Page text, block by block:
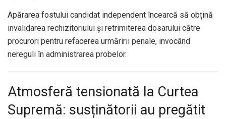
Apărarea fostului candidat independent încearcă să obțină
invalidarea rechizitoriului și retrimiterea dosarului către
procurori pentru refacerea urmăririi penale, invocând
nereguli în administrarea probelor.
Atmosferă tensionată la Curtea
Supremă: susținătorii au pregătit